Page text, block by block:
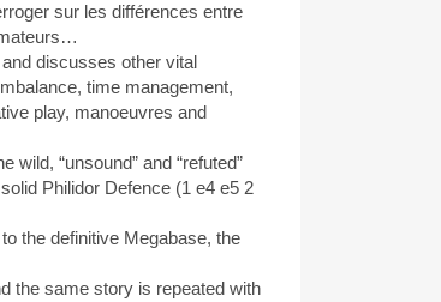
sur les différences entre
discusses other vital
time management,
play, manoeuvres and
wild, “unsound” and “refuted”
Philidor Defence (1 e4 e5 2
the definitive Megabase, the
the same story is repeated with